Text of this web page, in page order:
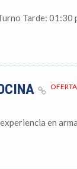
Tarde: 01:30
en